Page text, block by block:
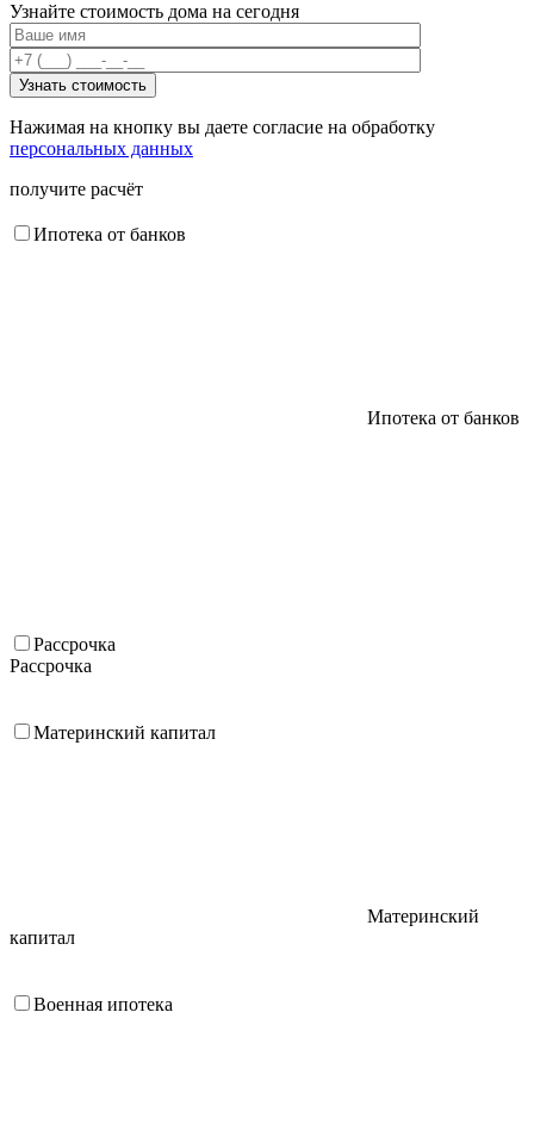
Узнайте стоимость дома на сегодня
Нажимая на кнопку вы даете согласие на обработку
персональных данных
получите расчёт
Ипотека от банков
Ипотека от банков
Рассрочка
Рассрочка
Материнский капитал
Материнский
капитал
Военная ипотека